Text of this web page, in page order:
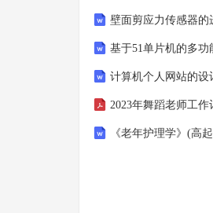
壁面剪应力传感器的
基于51单片机的多功
计算机个人网站的设
2023年舞蹈老师工作